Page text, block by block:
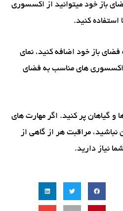
باز خود میتوانید از اکسسوری
استفاده کنید.
باز خود اضافه کنید، نمای
های مناسب به فضای
و گیاهان پر کنید. اگر مهارت های
نباشید، مراقبت هر از گاهی از
نیاز دارید.